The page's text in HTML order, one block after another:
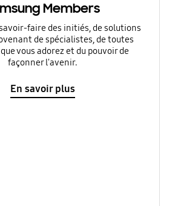
Members
faire des initiés, de solutions
de spécialistes, de toutes
vous adorez et du pouvoir de
façonner l'avenir.
En savoir plus